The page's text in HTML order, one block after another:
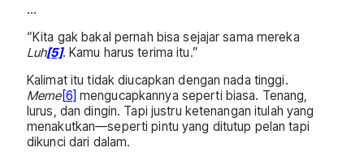
…
“Kita gak bakal pernah bisa sejajar sama mereka
Luh[5]. Kamu harus terima itu.”
Kalimat itu tidak diucapkan dengan nada tinggi.
Meme[6] mengucapkannya seperti biasa. Tenang,
lurus, dan dingin. Tapi justru ketenangan itulah yang
menakutkan—seperti pintu yang ditutup pelan tapi
dikunci dari dalam.